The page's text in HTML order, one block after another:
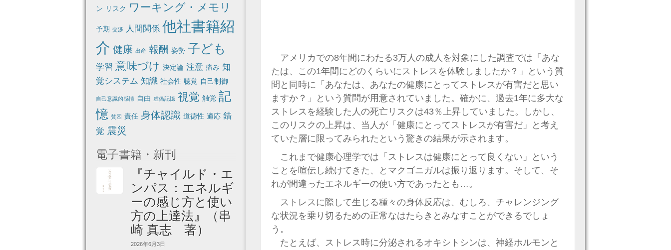
ン リスク ワーキング・メモリ
予期 交渉 人間関係 他社書籍紹
介 健康 出産 報酬 姿勢 子ども
学習 意味づけ 決定論 注意 痛み 知
覚システム 知識 社会性 聴覚 自己制御
自己意識的感情 自由 虚偽記憶 視覚 触覚 記
憶 貧困 責任 身体認識 道徳性 適応 錯
覚 震災
電子書籍・新刊
『チャイルド・エ
ンパス：エネルギ
ーの感じ方と使い
方の上達法』（串
崎 真志 著）
2026年6月3日
アメリカでの8年間にわたる3万人の成人を対象にした調査では「あな
たは、この1年間にどのくらいにストレスを体験しましたか？」という質
問と同時に「あなたは、あなたの健康にとってストレスが有害だと思い
ますか？」という質問が用意されていました。確かに、過去1年に多大な
ストレスを経験した人の死亡リスクは43％上昇していました。しかし、
このリスクの上昇は、当人が「健康にとってストレスが有害だ」と考え
ていた層に限ってみられたという驚きの結果が示されます。
これまで健康心理学では「ストレスは健康にとって良くない」という
ことを喧伝し続けてきた、とマクゴニガルは振り返ります。そして、そ
れが間違ったエネルギーの使い方であったとも…。
ストレスに際して生じる種々の身体反応は、むしろ、チャレンジング
な状況を乗り切るための正常なはたらきとみなすことができるでしょ
う。
たとえば、ストレス時に分泌されるオキシトシンは、神経ホルモンと